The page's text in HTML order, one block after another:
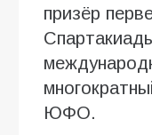
призёр
ЮФО.